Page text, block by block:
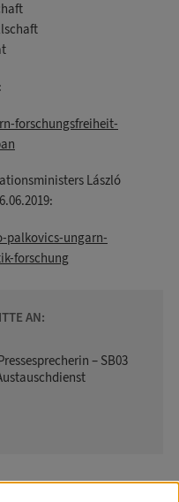
forschungsfreiheit-
László
palkovics-ungarn-
forschung
AN:
– SB03